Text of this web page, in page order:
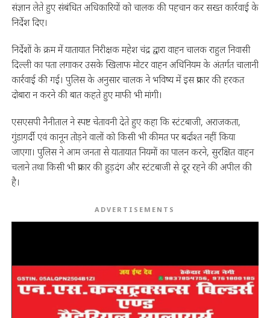
संज्ञान लेते हुए संबंधित अधिकारियों को चालक की पहचान कर सख्त कार्रवाई के
निर्देश दिए।
निर्देशों के क्रम में यातायात निरीक्षक महेश चंद्र द्वारा वाहन चालक राहुल निवासी
दिल्ली का पता लगाकर उसके खिलाफ मोटर वाहन अधिनियम के अंतर्गत चालानी
कार्रवाई की गई। पुलिस के अनुसार चालक ने भविष्य में इस प्रकार की हरकत
दोबारा न करने की बात कहते हुए माफी भी मांगी।
एसएसपी नैनीताल ने स्पष्ट चेतावनी देते हुए कहा कि स्टंटबाजी, अराजकता,
गुंडागर्दी एवं कानून तोड़ने वालों को किसी भी कीमत पर बर्दाश्त नहीं किया
जाएगा। पुलिस ने आम जनता से यातायात नियमों का पालन करने, सुरक्षित वाहन
चलाने तथा किसी भी प्रकार की हुड़दंग और स्टंटबाजी से दूर रहने की अपील की
है।
ADVERTISEMENTS